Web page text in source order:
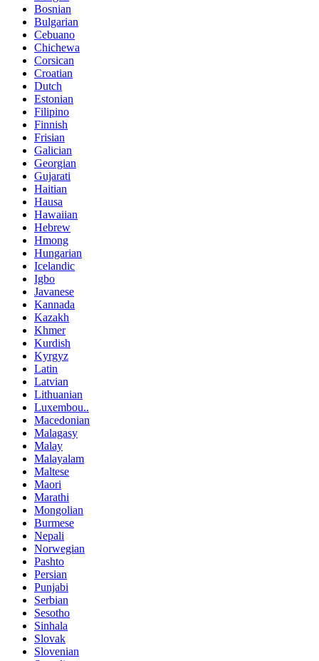
Bosnian
Bulgarian
Cebuano
Chichewa
Corsican
Croatian
Dutch
Estonian
Filipino
Finnish
Frisian
Galician
Georgian
Gujarati
Haitian
Hausa
Hawaiian
Hebrew
Hmong
Hungarian
Icelandic
Igbo
Javanese
Kannada
Kazakh
Khmer
Kurdish
Kyrgyz
Latin
Latvian
Lithuanian
Luxembou..
Macedonian
Malagasy
Malay
Malayalam
Maltese
Maori
Marathi
Mongolian
Burmese
Nepali
Norwegian
Pashto
Persian
Punjabi
Serbian
Sesotho
Sinhala
Slovak
Slovenian